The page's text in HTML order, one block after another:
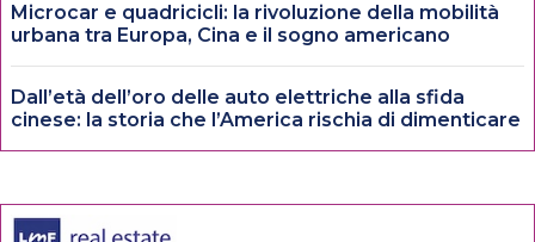
Microcar e quadricicli: la rivoluzione della mobilità
urbana tra Europa, Cina e il sogno americano
Dall’età dell’oro delle auto elettriche alla sfida
cinese: la storia che l’America rischia di dimenticare